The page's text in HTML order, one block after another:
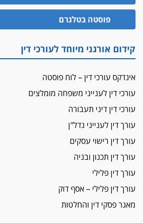
הזכות לטנף
מאסר לעורך הדין
פיקטיביות בשם פלסטינים
על המידתיות
ביה"ד המשמעתי ביטל השעיה
עורכת-דין שהביעה שמחה ב-7 באוקטובר
אשם
עו"ד הלל בבייב הורשע בהונאת
ההסדר: 7-9 שנות מאסר
דין ומקרקעין
עורך דין ברמת השרון נחקר בחשד
פוסטה בטלגרם
קידום אורגני מיוחד לעורכי דין
אינדקס עורכי דין – לוח פוסטה
עורכי דין לענייני משפחה מומלצים
עורכי דין דיני תעבורה
עורך דין לענייני נדל"ן
עורך דין רישוי עסקים
עורך דין תכנון ובניה
עורך דין פלילי
עורך דין פלילי – אסף דוק
מאגר פסקי דין והחלטות